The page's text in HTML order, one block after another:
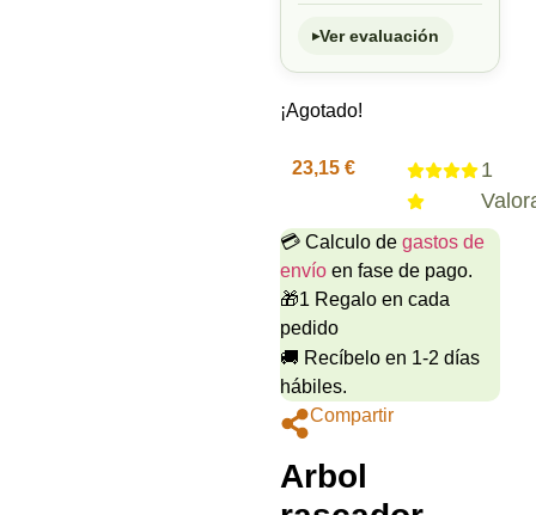
Ver evaluación
¡Agotado!
23,15 €
1
💳 Calculo de gastos de
envíoen fase de pago.
🎁1 Regalo en cada
pedido
🚚 Recíbelo en 1-2 días
hábiles.
Compartir
Arbol